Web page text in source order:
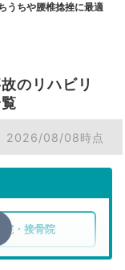
うちや腰椎捻挫に最適
のリハビリ
2026/08/08時点
院・接骨院